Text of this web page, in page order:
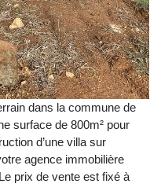
dans la commune de
surface de 800m² pour
d’une villa sur
agence immobilière
prix de vente est fixé à